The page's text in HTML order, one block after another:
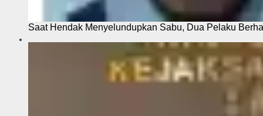
Saat Hendak Menyelundupkan Sabu, Dua Pelaku